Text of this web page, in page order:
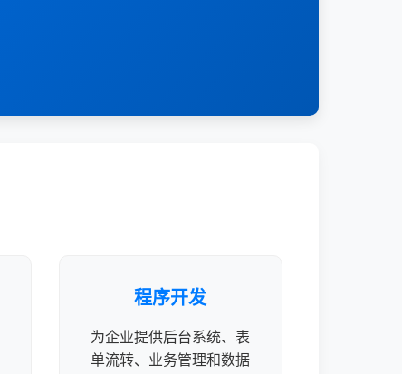
程序开发
为企业提供后台系统、表
单流转、业务管理和数据